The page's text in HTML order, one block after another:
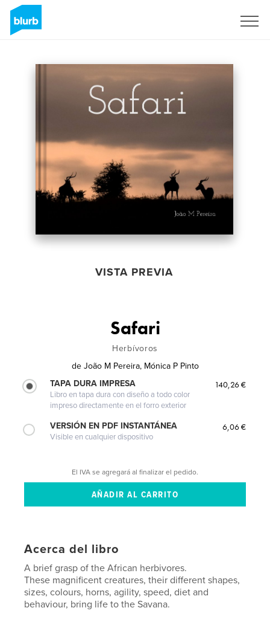
VISTA PREVIA
Safari
Herbívoros
de João M Pereira, Mónica P Pinto
TAPA DURA IMPRESA
Libro en tapa dura con diseño a todo color
impreso directamente en el forro exterior
140,26 €
VERSIÓN EN PDF INSTANTÁNEA
Visible en cualquier dispositivo
6,06 €
El IVA se agregará al finalizar el pedido.
Acerca del libro
A brief grasp of the African herbivores.
These magnificent creatures, their different shapes,
sizes, colours, horns, agility, speed, diet and
behaviour, bring life to the Savana.